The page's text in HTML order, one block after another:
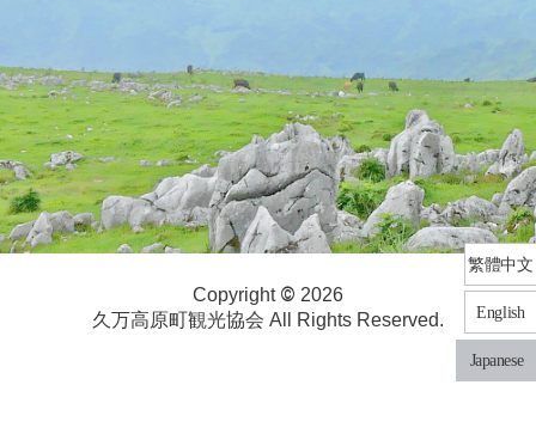
繁體中文
English
Japanese
Copyright © 2026
久万高原町観光協会 All Rights Reserved.